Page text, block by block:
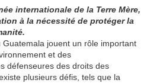
internationale de la Terre Mère,
à la nécessité de protéger la
jouent un rôle important
et des
défenseures des droits des
plusieurs défis, tels que la